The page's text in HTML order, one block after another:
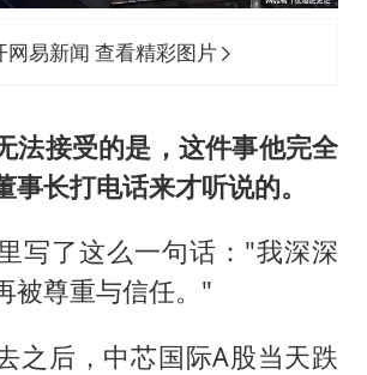
网易新闻 查看精彩图片
法接受的是，这件事他完全
事长打电话来才听说的。
写了这么一句话："我深深
被尊重与信任。"
之后，中芯国际A股当天跌